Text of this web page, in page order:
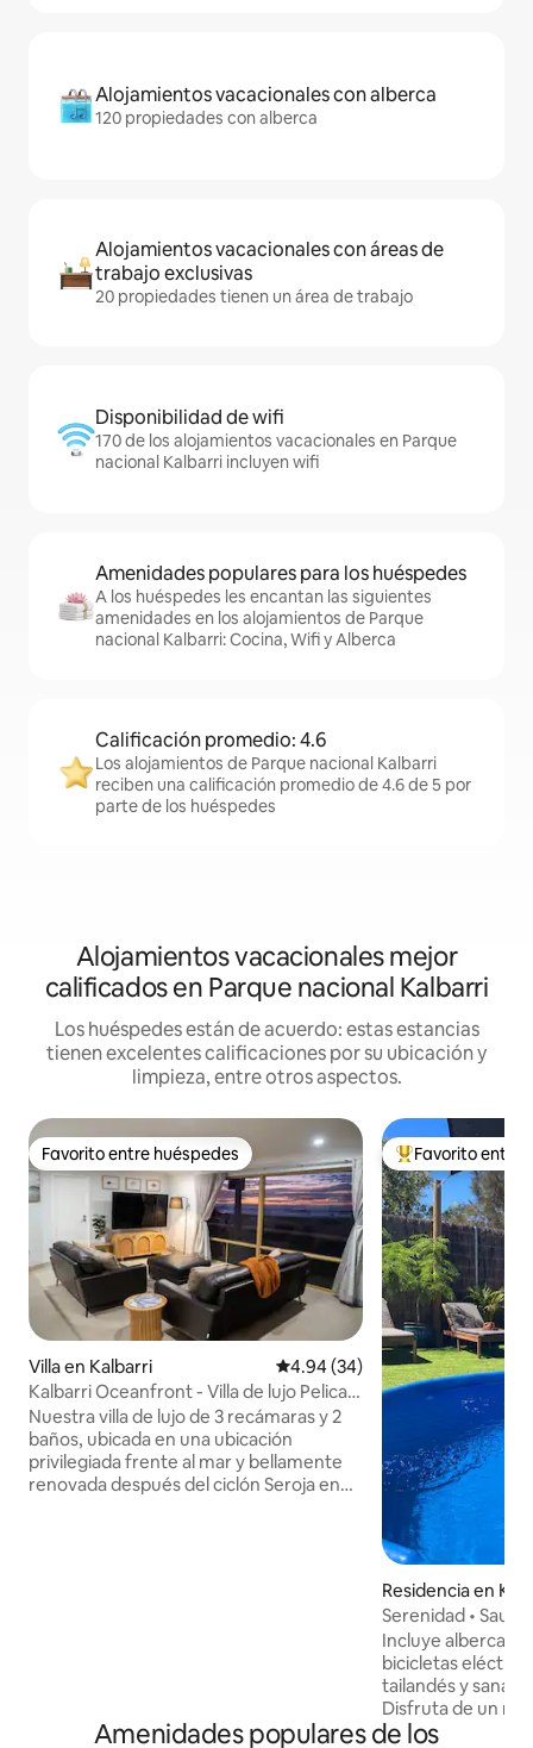
Alojamientos vacacionales con alberca
120 propiedades con alberca
Alojamientos vacacionales con áreas de
trabajo exclusivas
20 propiedades tienen un área de trabajo
Disponibilidad de wifi
170 de los alojamientos vacacionales en Parque
nacional Kalbarri incluyen wifi
Amenidades populares para los huéspedes
A los huéspedes les encantan las siguientes
amenidades en los alojamientos de Parque
nacional Kalbarri: Cocina, Wifi y Alberca
Calificación promedio: 4.6
Los alojamientos de Parque nacional Kalbarri
reciben una calificación promedio de 4.6 de 5 por
parte de los huéspedes
Alojamientos vacacionales mejor
calificados en Parque nacional Kalbarri
Los huéspedes están de acuerdo: estas estancias
tienen excelentes calificaciones por su ubicación y
limpieza, entre otros aspectos.
Favorito entre huéspedes
Favorito entre huéspedes
Villa en Kalbarri Calificación promedio: 4.94 de
4.94 (34)
Kalbarri Oceanfront - Villa de lujo Pelican
Shore 6
Nuestra villa de lujo de 3 recámaras y 2
baños, ubicada en una ubicación
privilegiada frente al mar y bellamente
renovada después del ciclón Seroja en
instalaciones para barbacoa en el lugar y
De los mejores
Favorito entre
Residencia en
Serenidad •
Se admiten
Incluye alberca,
bicicletas
tailandés y
Disfruta de un
privado en un
Amenidades populares de los